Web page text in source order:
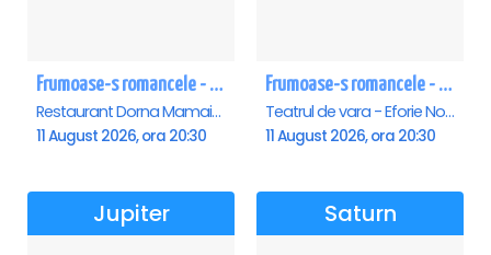
Frumoase-s romancele - Mamaia
Restaurant Dorna Mamaia, Mamaia
11 August 2026, ora 20:30
Frumoase-s romancele - Eforie Nord
Teatrul de vara - Eforie Nord, Eforie-Nord
11 August 2026, ora 20:30
Jupiter Saturn